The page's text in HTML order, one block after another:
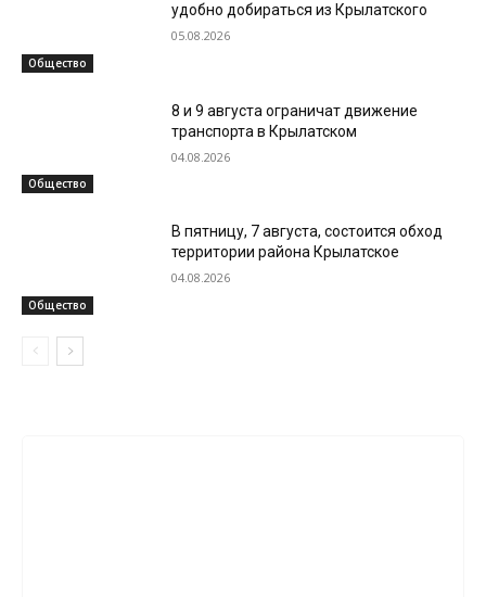
Общество
удобно добираться из Крылатского
05.08.2026
Общество
8 и 9 августа ограничат движение
транспорта в Крылатском
04.08.2026
Общество
В пятницу, 7 августа, состоится обход
территории района Крылатское
04.08.2026